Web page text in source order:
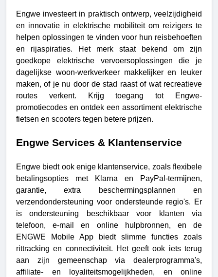
Engwe investeert in praktisch ontwerp, veelzijdigheid
en innovatie in elektrische mobiliteit om reizigers te
helpen oplossingen te vinden voor hun reisbehoeften
en rijaspiraties. Het merk staat bekend om zijn
goedkope elektrische vervoersoplossingen die je
dagelijkse woon-werkverkeer makkelijker en leuker
maken, of je nu door de stad raast of wat recreatieve
routes verkent. Krijg toegang tot Engwe-
promotiecodes en ontdek een assortiment elektrische
fietsen en scooters tegen betere prijzen.
Engwe Services & Klantenservice
Engwe biedt ook enige klantenservice, zoals flexibele
betalingsopties met Klarna en PayPal-termijnen,
garantie, extra beschermingsplannen en
verzendondersteuning voor ondersteunde regio's. Er
is ondersteuning beschikbaar voor klanten via
telefoon, e-mail en online hulpbronnen, en de
ENGWE Mobile App biedt slimme functies zoals
rittracking en connectiviteit. Het geeft ook iets terug
aan zijn gemeenschap via dealerprogramma's,
affiliate- en loyaliteitsmogelijkheden, en online